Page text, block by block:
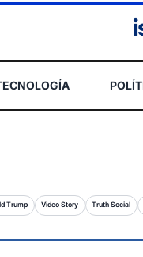
Trump Video Story Truth Social